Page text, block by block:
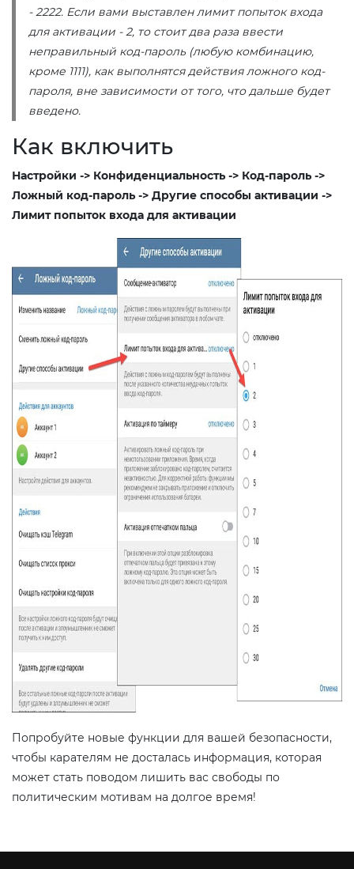
- 2222. Если вами выставлен лимит попыток входа
для активации - 2, то стоит два раза ввести
неправильный код-пароль (любую комбинацию,
кроме 1111), как выполнятся действия ложного код-
пароля, вне зависимости от того, что дальше будет
введено.
Как включить
Настройки -> Конфиденциальность -> Код-пароль ->
Ложный код-пароль -> Другие способы активации ->
Лимит попыток входа для активации
Попробуйте новые функции для вашей безопасности,
чтобы карателям не досталась информация, которая
может стать поводом лишить вас свободы по
политическим мотивам на долгое время!